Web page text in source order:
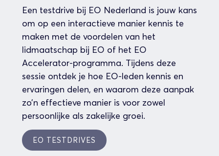
Een testdrive bij EO Nederland is jouw kans
om op een interactieve manier kennis te
maken met de voordelen van het
lidmaatschap bij EO of het EO
Accelerator-programma. Tijdens deze
sessie ontdek je hoe EO-leden kennis en
ervaringen delen, en waarom deze aanpak
zo’n effectieve manier is voor zowel
persoonlijke als zakelijke groei.
EO TESTDRIVES